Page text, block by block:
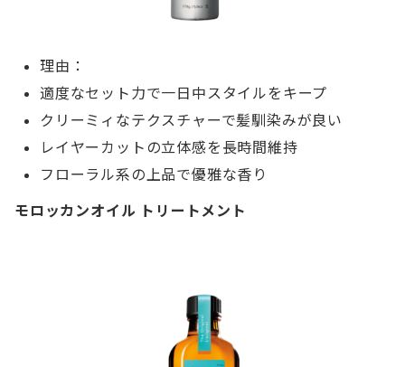
理由：
適度なセット力で一日中スタイルをキープ
クリーミィなテクスチャーで髪馴染みが良い
レイヤーカットの立体感を長時間維持
フローラル系の上品で優雅な香り
モロッカンオイル トリートメント